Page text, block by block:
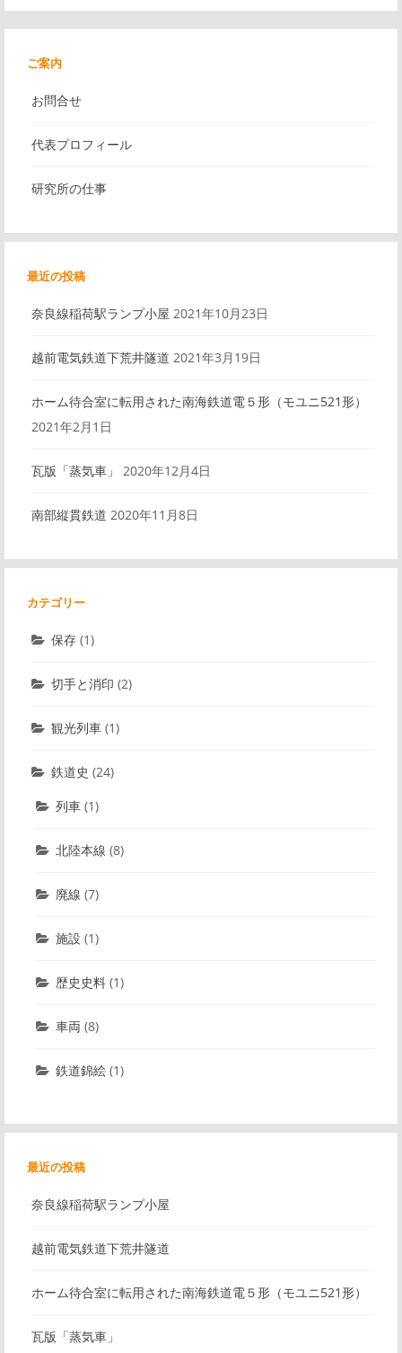
ビ
ゲ
ョ
ン
ク
記
事
ご案内
お問合せ
代表プロフィール
研究所の仕事
最近の投稿
奈良線稲荷駅ランプ小屋 2021年10月23日
越前電気鉄道下荒井隧道 2021年3月19日
ホーム待合室に転用された南海鉄道電５形（モユニ521形）
2021年2月1日
瓦版「蒸気車」 2020年12月4日
南部縦貫鉄道 2020年11月8日
カテゴリー
保存 (1)
切手と消印 (2)
観光列車 (1)
鉄道史 (24)
列車 (1)
北陸本線 (8)
廃線 (7)
施設 (1)
歴史史料 (1)
車両 (8)
鉄道錦絵 (1)
最近の投稿
奈良線稲荷駅ランプ小屋
越前電気鉄道下荒井隧道
ホーム待合室に転用された南海鉄道電５形（モユニ521形）
瓦版「蒸気車」